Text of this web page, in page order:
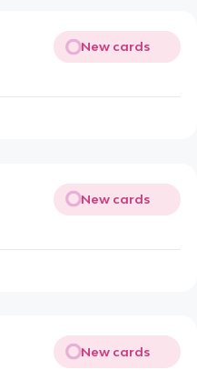
New cards
New cards
New cards